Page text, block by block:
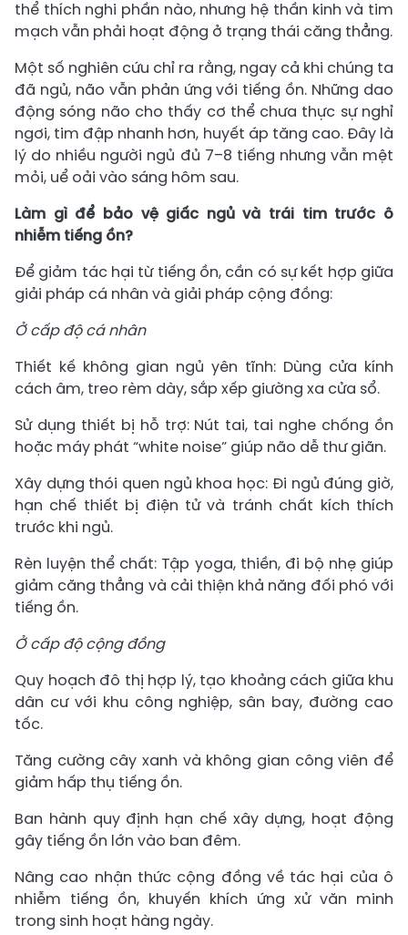
thể thích nghi phần nào, nhưng hệ thần kinh và tim
mạch vẫn phải hoạt động ở trạng thái căng thẳng.
Một số nghiên cứu chỉ ra rằng, ngay cả khi chúng ta
đã ngủ, não vẫn phản ứng với tiếng ồn. Những dao
động sóng não cho thấy cơ thể chưa thực sự nghỉ
ngơi, tim đập nhanh hơn, huyết áp tăng cao. Đây là
lý do nhiều người ngủ đủ 7–8 tiếng nhưng vẫn mệt
mỏi, uể oải vào sáng hôm sau.
Làm gì để bảo vệ giấc ngủ và trái tim trước ô
nhiễm tiếng ồn?
Để giảm tác hại từ tiếng ồn, cần có sự kết hợp giữa
giải pháp cá nhân và giải pháp cộng đồng:
Ở cấp độ cá nhân
Thiết kế không gian ngủ yên tĩnh: Dùng cửa kính
cách âm, treo rèm dày, sắp xếp giường xa cửa sổ.
Sử dụng thiết bị hỗ trợ: Nút tai, tai nghe chống ồn
hoặc máy phát “white noise” giúp não dễ thư giãn.
Xây dựng thói quen ngủ khoa học: Đi ngủ đúng giờ,
hạn chế thiết bị điện tử và tránh chất kích thích
trước khi ngủ.
Rèn luyện thể chất: Tập yoga, thiền, đi bộ nhẹ giúp
giảm căng thẳng và cải thiện khả năng đối phó với
tiếng ồn.
Ở cấp độ cộng đồng
Quy hoạch đô thị hợp lý, tạo khoảng cách giữa khu
dân cư với khu công nghiệp, sân bay, đường cao
tốc.
Tăng cường cây xanh và không gian công viên để
giảm hấp thụ tiếng ồn.
Ban hành quy định hạn chế xây dựng, hoạt động
gây tiếng ồn lớn vào ban đêm.
Nâng cao nhận thức cộng đồng về tác hại của ô
nhiễm tiếng ồn, khuyến khích ứng xử văn minh
trong sinh hoạt hàng ngày.